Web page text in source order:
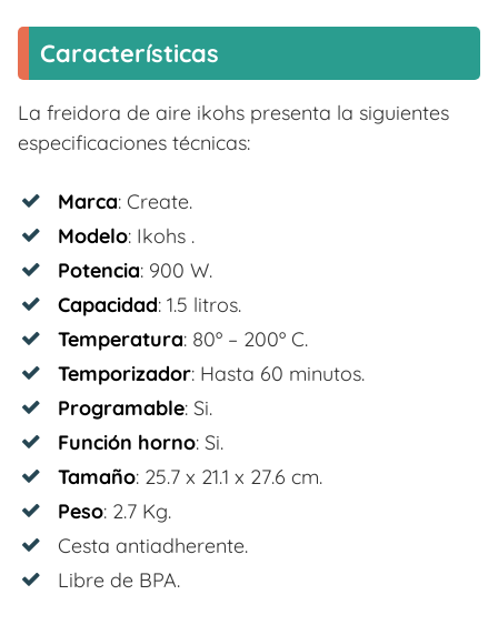
Características
La freidora de aire ikohs presenta la siguientes
especificaciones técnicas:
Marca: Create.
Modelo: Ikohs .
Potencia: 900 W.
Capacidad: 1.5 litros.
Temperatura: 80º – 200º C.
Temporizador: Hasta 60 minutos.
Programable: Si.
Función horno: Si.
Tamaño: ‎25.7 x 21.1 x 27.6 cm.
Peso: 2.7 Kg.
Cesta antiadherente.
Libre de BPA.